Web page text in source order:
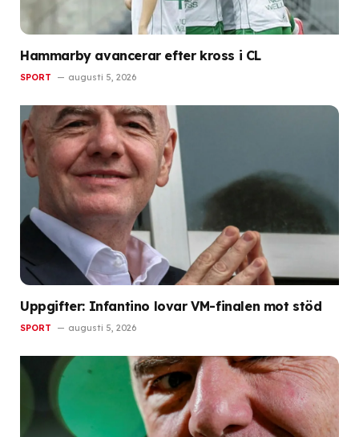
Hammarby avancerar efter kross i CL
SPORT augusti 5, 2026
Uppgifter: Infantino lovar VM-finalen mot stöd
SPORT augusti 5, 2026